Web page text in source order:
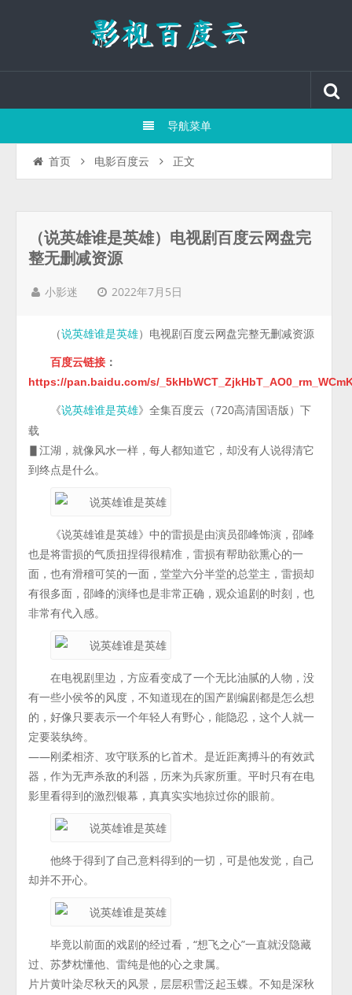
导航菜单
首页 电影百度云 正文
（说英雄谁是英雄）电视剧百度云网盘完
整无删减资源
小影迷 2022年7月5日
（说英雄谁是英雄）电视剧百度云网盘完整无删减资源
百度云链接 ：
https://pan.baidu.com/s/
《说英雄谁是英雄》全集百度云（720高清国语版）下
载
▋江湖，就像风水一样，每人都知道它，却没有人说得清它
到终点是什么。
《说英雄谁是英雄》中的雷损是由演员邵峰饰演，邵峰
也是将雷损的气质扭捏得很精准，雷损有帮助欲熏心的一
面，也有滑稽可笑的一面，堂堂六分半堂的总堂主，雷损却
有很多面，邵峰的演绎也是非常正确，观众追剧的时刻，也
非常有代入感。
在电视剧里边，方应看变成了一个无比油腻的人物，没
有一些小侯爷的风度，不知道现在的国产剧编剧都是怎么想
的，好像只要表示一个年轻人有野心，能隐忍，这个人就一
定要装纨绔。
——刚柔相济、攻守联系的匕首术。是近距离搏斗的有效武
器，作为无声杀敌的利器，历来为兵家所重。平时只有在电
影里看得到的激烈银幕，真真实实地掠过你的眼前。
他终于得到了自己意料得到的一切，可是他发觉，自己
却并不开心。
毕竟以前面的戏剧的经过看，“想飞之心”一直就没隐藏
过、苏梦枕懂他、雷纯是他的心之隶属。
片片黄叶染尽秋天的风景，层层积雪泛起玉蝶。不知是深秋